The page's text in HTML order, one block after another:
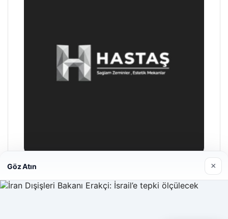
28/04/2026
Göz Atın ×